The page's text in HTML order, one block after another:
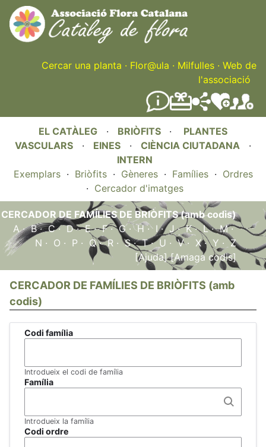
Skip
to
main
content
Cercar una planta · Flor@ula · Milfulles · Web de
l'associació
EL CATÀLEG · BRIÒFITS · PLANTES
VASCULARS · EINES · CIÈNCIA CIUTADANA ·
INTERN
Exemplars· Briòfits· Gèneres· Famílies· Ordres
· Cercador d'imatges
CERCADOR DE FAMÍLIES DE BRIÒFITS (amb codis)
A·B·C·D·E·F·G·H · I·J·K·L·M·
N · O · P · Q·R ·S·T·U ·V· X·Y ·Z
[Ajuda][Amaga codis]
CERCADOR DE FAMÍLIES DE BRIÒFITS (amb
codis)
Codi família
Introdueix el codi de família
Família
Introdueix la família
Codi ordre